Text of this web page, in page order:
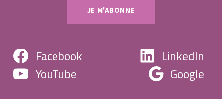
Facebook
LinkedIn
YouTube
Google